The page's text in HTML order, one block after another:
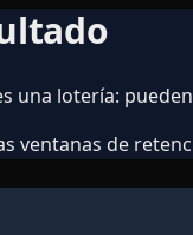
una lotería:
ventanas de